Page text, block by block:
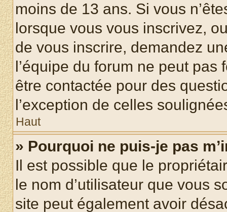
moins de 13 ans. Si vous
lorsque vous vous inscrivez,
de vous inscrire, demandez
l’équipe du forum ne peut
être contactée pour des
l’exception de celles
Haut
» Pourquoi ne puis-je pas
Il est possible que le
le nom d’utilisateur que vous
site peut également avoir